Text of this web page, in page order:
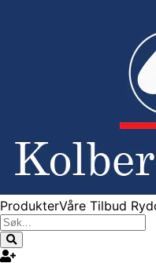
ProdukterVåre Tilbud